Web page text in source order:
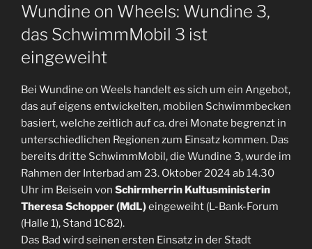
Wundine on Wheels: Wundine 3,
das SchwimmMobil 3 ist
eingeweiht
Bei Wundine on Weels handelt es sich um ein Angebot,
das auf eigens entwickelten, mobilen Schwimmbecken
basiert, welche zeitlich auf ca. drei Monate begrenzt in
unterschiedlichen Regionen zum Einsatz kommen. Das
bereits dritte SchwimmMobil, die Wundine 3, wurde im
Rahmen der Interbad am 23. Oktober 2024 ab 14.30
Uhr im Beisein von Schirmherrin Kultusministerin
Theresa Schopper (MdL)eingeweiht (L-Bank-Forum
(Halle 1), Stand 1C82).
Das Bad wird seinen ersten Einsatz in der Stadt